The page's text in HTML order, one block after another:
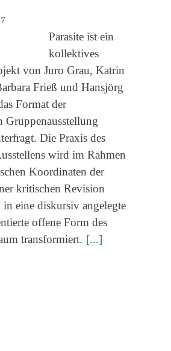
Parasite ist ein
kollektives
von Juro Grau, Katrin
Frieß und Hansjörg
Format der
Gruppenausstellung
Die Praxis des
wird im Rahmen
Koordinaten der
kritischen Revision
eine diskursiv angelegte
offene Form des
transformiert. [...]